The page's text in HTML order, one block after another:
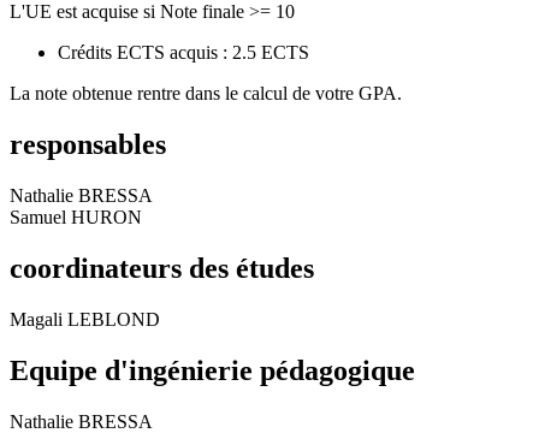
L'UE est acquise si Note finale >= 10
Crédits ECTS acquis : 2.5 ECTS
La note obtenue rentre dans le calcul de votre GPA.
responsables
Nathalie BRESSA
Samuel HURON
coordinateurs des études
Magali LEBLOND
Equipe d'ingénierie pédagogique
Nathalie BRESSA